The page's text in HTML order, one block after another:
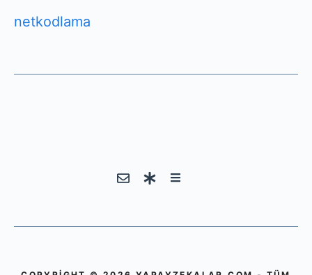
netkodlama